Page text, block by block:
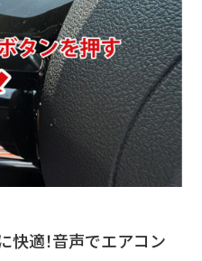
快適！音声でエアコン